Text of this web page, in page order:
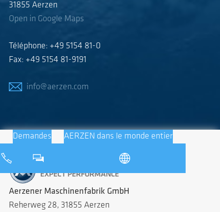
31855 Aerzen
Open in Google Maps
Téléphone: +49 5154 81-0
Fax: +49 5154 81-9191
info@aerzen.com
Demandes AERZEN dans le monde entier
Aerzener Maschinenfabrik GmbH
Reherweg 28, 31855 Aerzen